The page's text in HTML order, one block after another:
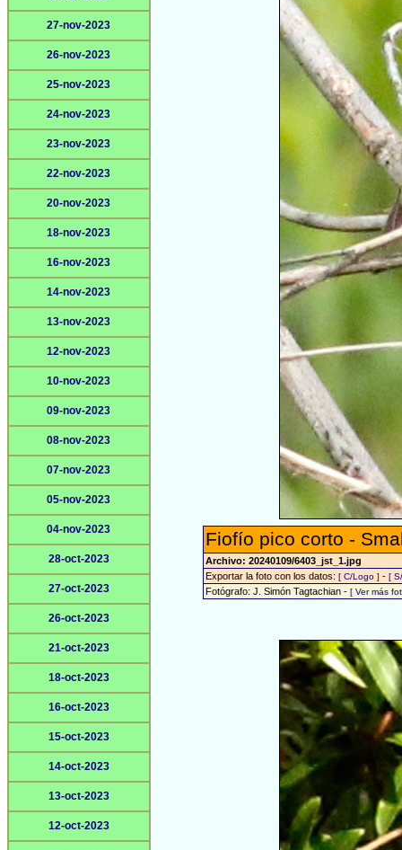
27-nov-2023
26-nov-2023
25-nov-2023
24-nov-2023
23-nov-2023
22-nov-2023
20-nov-2023
18-nov-2023
16-nov-2023
14-nov-2023
13-nov-2023
12-nov-2023
10-nov-2023
09-nov-2023
08-nov-2023
07-nov-2023
05-nov-2023
04-nov-2023
28-oct-2023
27-oct-2023
26-oct-2023
21-oct-2023
18-oct-2023
16-oct-2023
15-oct-2023
14-oct-2023
13-oct-2023
12-oct-2023
Fiofío pico corto -
Archivo: 20240109/6403_jst_1.jpg
Exportar la foto con los datos: [ C/Logo ] - [
Fotógrafo: J. Simón Tagtachian - [ Ver más